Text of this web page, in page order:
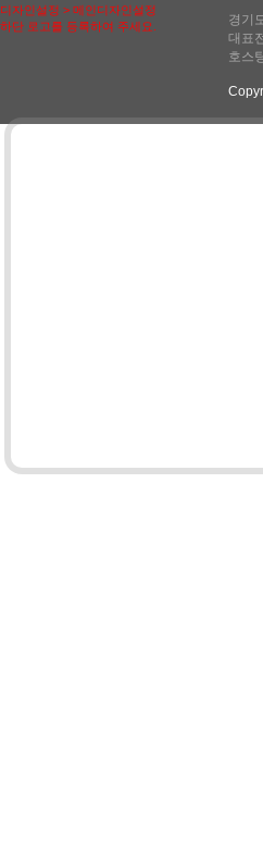
디자인설정 > 메인디자인설정
하단 로고를 등록하여 주세요.
경기
대표
호스